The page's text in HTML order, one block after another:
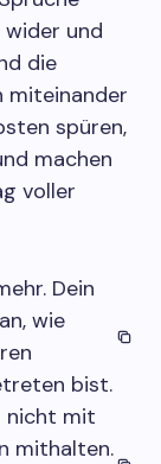
und
die
miteinander
spüren,
machen
voller
Dein
wie
bist.
nicht mit
mithalten.